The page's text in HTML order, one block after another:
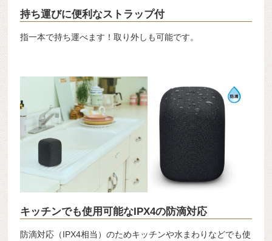
持ち運びに便利なストラップ付
指一本で持ち運べます！取り外しも可能です。
キッチンでも使用可能なIPX4の防滴対応
防滴対応（IPX4相当）のためキッチンや水まわりなどでも使